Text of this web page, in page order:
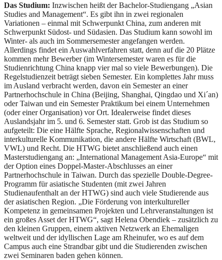
Das Studium: Inzwischen heißt der Bachelor-Studiengang „Asian
Studies and Management“. Es gibt ihn in zwei regionalen
Variationen – einmal mit Schwerpunkt China, zum anderen mit
Schwerpunkt Südost- und Südasien. Das Studium kann sowohl im
Winter- als auch im Sommersemester angefangen werden.
Allerdings findet ein Auswahlverfahren statt, denn auf die 20 Plätze
kommen mehr Bewerber (im Wintersemester waren es für die
Studienrichtung China knapp vier mal so viele Bewerbungen). Die
Regelstudienzeit beträgt sieben Semester. Ein komplettes Jahr muss
im Ausland verbracht werden, davon ein Semester an einer
Partnerhochschule in China (Beijing, Shanghai, Qingdao und Xi´an)
oder Taiwan und ein Semester Praktikum bei einem Unternehmen
(oder einer Organisation) vor Ort. Idealerweise findet dieses
Auslandsjahr im 5. und 6. Semester statt. Grob ist das Studium so
aufgeteilt: Die eine Hälfte Sprache, Regionalwissenschaften und
interkulturelle Kommunikation, die andere Hälfte Wirtschaft (BWL,
VWL) und Recht. Die HTWG bietet anschließend auch einen
Masterstudiengang an: „International Management Asia-Europe“ mit
der Option eines Doppel-Master-Abschlusses an einer
Partnerhochschule in Taiwan. Durch das spezielle Double-Degree-
Programm für asiatische Studenten (mit zwei Jahren
Studienaufenthalt an der HTWG) sind auch viele Studierende aus
der asiatischen Region. „Die Förderung von interkultureller
Kompetenz in gemeinsamen Projekten und Lehrveranstaltungen ist
ein großes Asset der HTWG“, sagt Helena Obendiek – zusätzlich zu
den kleinen Gruppen, einem aktiven Netzwerk an Ehemaligen
weltweit und der idyllischen Lage am Rheinufer, wo es auf dem
Campus auch eine Strandbar gibt und die Studierenden zwischen
zwei Seminaren baden gehen können.